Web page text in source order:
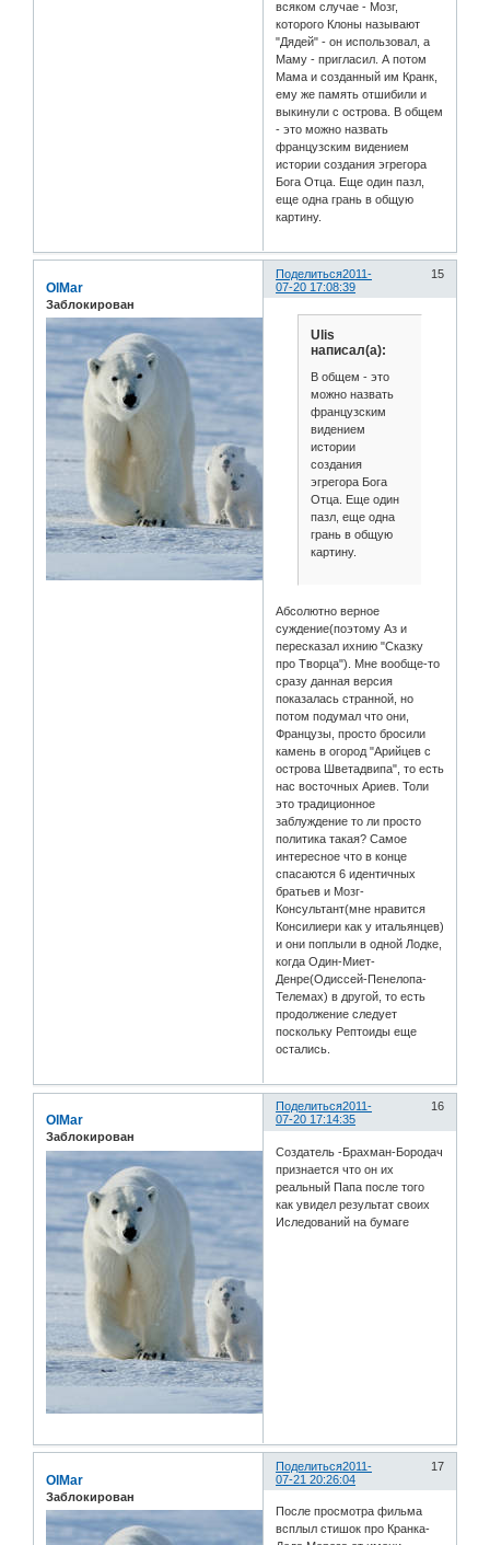
всяком случае - Мозг,
которого Клоны называют
"Дядей" - он использовал, а
Маму - пригласил. А потом
Мама и созданный им Кранк,
ему же память отшибили и
выкинули с острова. В общем
- это можно назвать
французским видением
истории создания эгрегора
Бога Отца. Еще один пазл,
еще одна грань в общую
картину.
Поделиться 15
2011-
07-20 17:08:39
OlMar
Заблокирован
Ulis
написал(а):
В общем - это
можно назвать
французским
видением
истории
создания
эгрегора Бога
Отца. Еще один
пазл, еще одна
грань в общую
картину.
Абсолютно верное
суждение(поэтому Аз и
пересказал ихнию "Сказку
про Творца"). Мне вообще-то
сразу данная версия
показалась странной, но
потом подумал что они,
Французы, просто бросили
камень в огород "Арийцев с
острова Шветадвипа", то есть
нас восточных Ариев. Толи
это традиционное
заблуждение то ли просто
политика такая? Самое
интересное что в конце
спасаются 6 идентичных
братьев и Мозг-
Консультант(мне нравится
Консилиери как у итальянцев)
и они поплыли в одной Лодке,
когда Один-Миет-
Денре(Одиссей-Пенелопа-
Телемах) в другой, то есть
продолжение следует
поскольку Рептоиды еще
остались.
Поделиться 16
2011-
07-20 17:14:35
OlMar
Заблокирован
Создатель -Брахман-Бородач
признается что он их
реальный Папа после того
как увидел результат своих
Иследований на бумаге
Поделиться 17
2011-
07-21 20:26:04
OlMar
Заблокирован
После просмотра фильма
всплыл стишок про Кранка-